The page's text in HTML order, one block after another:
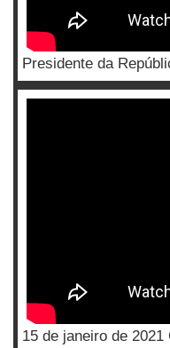
Presidente da
15 de janeiro de